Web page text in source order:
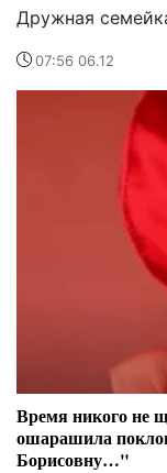
Дружная
07:56 06.12
Время никого не
ошарашила
Борисовну…"